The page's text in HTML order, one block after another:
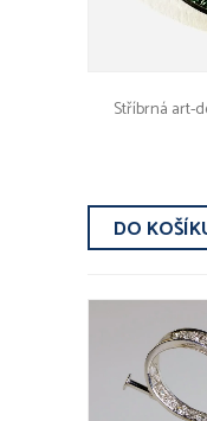
Stříbrná art-
DO